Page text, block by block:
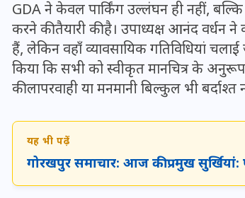
GDA ने केवल पार्किंग उल्लंघन ही नहीं, बल्कि
करने की तैयारी की है। उपाध्यक्ष आनंद
हैं, लेकिन वहाँ व्यावसायिक गतिविधियां चलाई
किया कि सभी को स्वीकृत मानचित्र के
की लापरवाही या मनमानी बिल्कुल भी बर्दाश्त
यह भी पढ़ें
गोरखपुर समाचार: आज की प्रमुख
2025: यूपी में लेखपाल के
पर बंपर भर्ती का विज्ञापन
जानें कब से शुरू होंगे
16 दिसम्बर 2025